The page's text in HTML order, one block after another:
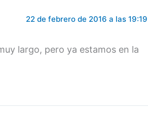
22 de febrero de 2016 a las 19:19
largo, pero ya estamos en la